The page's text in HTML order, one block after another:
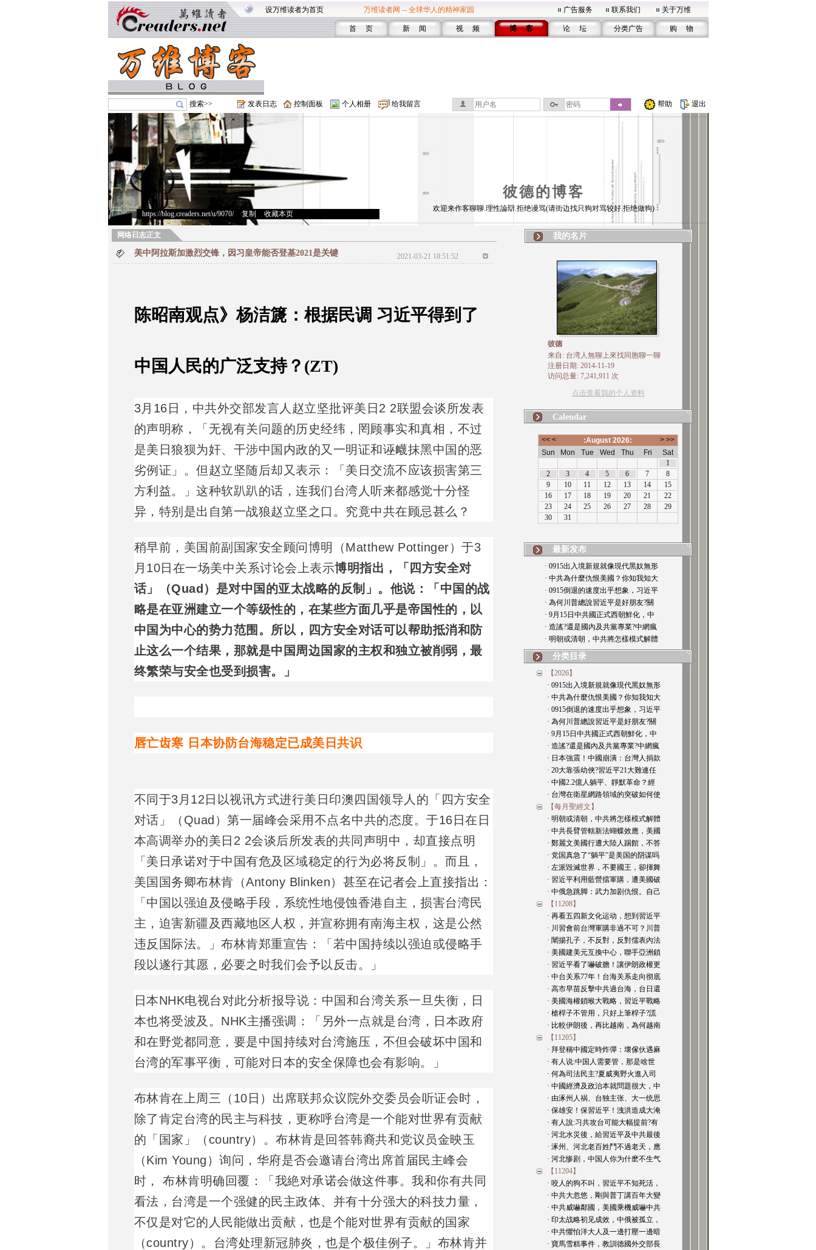
设万维读者为首页 万维读者网 -- 全球华人的精神家园 广告服务 联系我们 关于万维
首 页 新 闻 视 频 博 客 论 坛 分类广告 购 物
搜索>> 发表日志 控制面板 个人相册 给我留言 帮助 退出
彼德的博客
https://blog.creaders.net/u/9070/> 复制 收藏本页
欢迎来作客聊聊.理性論辯.拒绝谩骂(请街边找只狗对骂较好.拒绝做狗)
网络日志正文
美中阿拉斯加激烈交锋，因习皇帝能否登基2021是关键 2021-03-21 18:51:52
陈昭南观点》杨洁篪：根据民调 习近平得到了
中国人民的广泛支持？(ZT)
3月16日，中共外交部发言人赵立坚批评美日2 2联盟会谈所发表
的声明称，「无视有关问题的历史经纬，罔顾事实和真相，不过
是美日狼狈为奸、干涉中国内政的又一明证和诬衊抹黑中国的恶
劣例证」。但赵立坚随后却又表示：「美日交流不应该损害第三
方利益。」这种软趴趴的话，连我们台湾人听来都感觉十分怪
异，特别是出自第一战狼赵立坚之口。究竟中共在顾忌甚么？
稍早前，美国前副国家安全顾问博明（Matthew Pottinger）于3
月10日在一场美中关系讨论会上表示博明指出，「四方安全对
话」（Quad）是对中国的亚太战略的反制」。他说：「中国的战
略是在亚洲建立一个等级性的，在某些方面几乎是帝国性的，以
中国为中心的势力范围。所以，四方安全对话可以帮助抵消和防
止这么一个结果，那就是中国周边国家的主权和独立被削弱，最
终繁荣与安全也受到损害。」
唇亡齿寒 日本协防台海稳定已成美日共识
不同于3月12日以视讯方式进行美日印澳四国领导人的「四方安全
对话」（Quad）第一届峰会采用不点名中共的态度。于16日在日
本高调举办的美日2 2会谈后所发表的共同声明中，却直接点明
「美日承诺对于中国有危及区域稳定的行为必将反制」。而且，
美国国务卿布林肯（Antony Blinken）甚至在记者会上直接指出：
「中国以强迫及侵略手段，系统性地侵蚀香港自主，损害台湾民
主，迫害新疆及西藏地区人权，并宣称拥有南海主权，这是公然
违反国际法。」布林肯郑重宣告：「若中国持续以强迫或侵略手
段以遂行其愿，必要之时我们会予以反击。」
日本NHK电视台对此分析报导说：中国和台湾关系一旦失衡，日
本也将受波及。NHK主播强调：「另外一点就是台湾，日本政府
和在野党都同意，要是中国持续对台湾施压，不但会破坏中国和
台湾的军事平衡，可能对日本的安全保障也会有影响。」
布林肯在上周三（10日）出席联邦众议院外交委员会听证会时，
除了肯定台湾的民主与科技，更称呼台湾是一个能对世界有贡献
的「国家」（country）。布林肯是回答韩裔共和党议员金映玉
（Kim Young）询问，华府是否会邀请台湾出席首届民主峰会
时， 布林肯明确回覆：「我絶对承诺会做这件事。我和你有共同
看法，台湾是一个强健的民主政体、并有十分强大的科技力量，
不仅是对它的人民能做出贡献，也是个能对世界有贡献的国家
（country）。台湾处理新冠肺炎，也是个极佳例子。」布林肯并
我的名片
彼德
来自: 台湾人無聊上來找同胞聊一聊
注册日期: 2014-11-19
访问总量: 7,241,911 次
点击查看我的个人资料
Calendar
最新发布
· 0915出入境新規就像現代黑奴無形
· 中共為什麼仇恨美國？你知我知大
· 0915倒退的速度出乎想象，习近平
· 為何川普總說習近平是好朋友?關
· 9月15日中共國正式西朝鮮化，中
· 造謠?還是國內及共黨專業?中網瘋
· 明朝或清朝，中共將怎樣模式解體
分类目录
【2026】
· 0915出入境新規就像現代黑奴無形
· 中共為什麼仇恨美國？你知我知大
· 0915倒退的速度出乎想象，习近平
· 為何川普總說習近平是好朋友?關
· 9月15日中共國正式西朝鮮化，中
· 造謠?還是國內及共黨專業?中網瘋
· 日本強震！中國崩潰：台灣人捐款
· 20大靠張幼俠?習近平21大難連任
· 中國2.2億人躺平、靜默革命？經
· 台灣在衛星網路領域的突破如何使
【每月聖經文】
· 明朝或清朝，中共將怎樣模式解體
· 中共長臂管轄新法蝴蝶效應，美國
· 鄭麗文美國行遭大陸人踢館，不答
· 党国真急了“躺平”是美国的阴谋吗
· 左派毀滅世界，不要國王，卻揮舞
· 習近平利用藍營擋軍購，遭美國破
· 中俄急跳脚：武力加剧仇恨。自己
【11208】
· 再看五四新文化运动，想到習近平
· 川習會前台灣軍購非過不可？川普
· 闡揚孔子，不反對，反對儒表內法
· 美國建美元互換中心，聯手亞洲鎖
· 習近平看了嚇破膽！讓伊朗政權更
· 中台关系77年！台海关系走向彻底
· 高市早苗反擊中共過台海，台日還
· 美國海權鎖喉大戰略，習近平戰略
· 槍桿子不管用，只好上筆桿子?謊
· 比較伊朗後，再比越南，為何越南
【11205】
· 拜登稱中國定時炸彈：壞傢伙遇麻
· 有人说:中国人需要管，那是啥世
· 何為司法民主?夏威夷野火進入司
· 中國經濟及政治本就問題很大，中
· 由涿州人祸、台独主张、大一统思
· 保雄安！保習近平！洩洪造成大淹
· 有人說:习共攻台可能大幅提前?有
· 河北水災後，給習近平及中共最後
· 涿州、河北老百姓鬥不過老天，應
· 河北惨剧，中国人你为什麽不生气
【11204】
· 咬人的狗不叫，習近平不知死活，
· 中共大忽悠，剛與普丁講百年大變
· 中共威嚇鄰國，美國乘機威嚇中共
· 印太战略初见成效，中俄被孤立，
· 中共懼怕洋大人及一邊打壓一邊暗
· 寶馬雪糕事件，教訓德國外交部長